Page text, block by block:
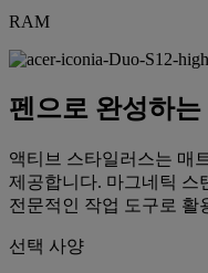
RAM
펜으로 완성하는
액티브 스타일러스는 매
제공합니다. 마그네틱 스
전문적인 작업 도구로 활
선택 사양